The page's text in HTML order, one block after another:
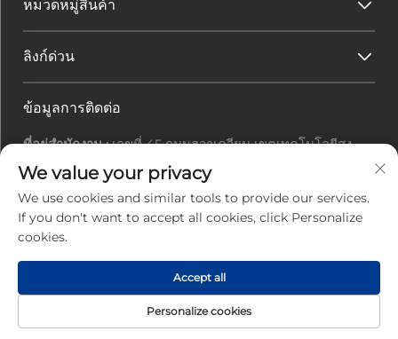
หมวดหมู่สินค้า
ลิงก์ด่วน
ข้อมูลการติดต่อ
ที่อยู่สำนักงาน :เลขที่ 45 ถนนฮวาเควียน เขตเทคโนโลยีสูง
เมืองจูไห่ มณฑลกวางตุ้ง ประเทศจีน
อีเมล :
[email protected]
โทรศัพท์ : +86-0756-3616108
สงวนลิขสิทธิ์ © 2025 โดยบริษัทจูไห่จิ่วหยวน พาวเวอร์ อิเล็ก
ทรอนิกส เทคโนโลยี จำกัด |นโยบายความเป็นส่วนตัว
We value your privacy
We use cookies and similar tools to provide our services.
If you don't want to accept all cookies, click Personalize
cookies.
Personalize cookies
Accept all